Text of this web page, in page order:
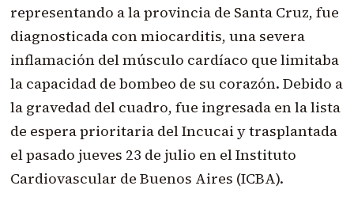
representando a la provincia de Santa Cruz, fue
diagnosticada con miocarditis, una severa
inflamación del músculo cardíaco que limitaba
la capacidad de bombeo de su corazón. Debido a
la gravedad del cuadro, fue ingresada en la lista
de espera prioritaria del Incucai y trasplantada
el pasado jueves 23 de julio en el Instituto
Cardiovascular de Buenos Aires (ICBA).